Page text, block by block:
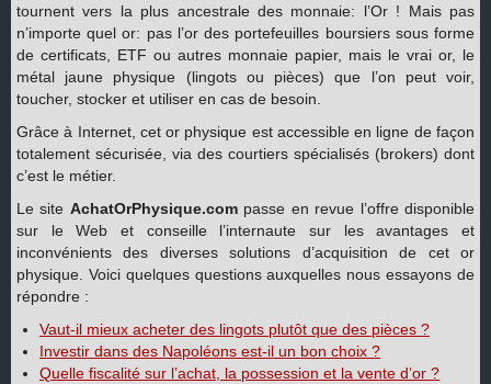
tournent vers la plus ancestrale des monnaie: l’Or ! Mais pas
n’importe quel or: pas l’or des portefeuilles boursiers sous forme
de certificats, ETF ou autres monnaie papier, mais le vrai or, le
métal jaune physique (lingots ou pièces) que l’on peut voir,
toucher, stocker et utiliser en cas de besoin.
Grâce à Internet, cet or physique est accessible en ligne de façon
totalement sécurisée, via des courtiers spécialisés (brokers) dont
c’est le métier.
Le site AchatOrPhysique.compasse en revue l’offre disponible
sur le Web et conseille l’internaute sur les avantages et
inconvénients des diverses solutions d’acquisition de cet or
physique. Voici quelques questions auxquelles nous essayons de
répondre :
Vaut-il mieux acheter des lingots plutôt que des pièces ?
Investir dans des Napoléons est-il un bon choix ?
Quelle fiscalité sur l’achat, la possession et la vente d’or ?